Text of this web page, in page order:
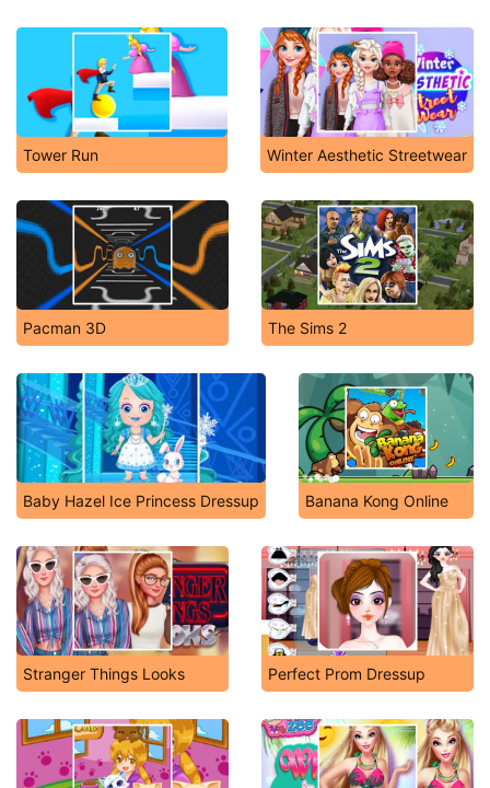
Tower Run Winter Aesthetic Streetwear
Pacman 3D The Sims 2
Baby Hazel Ice Princess Dressup Banana Kong Online
Stranger Things Looks Perfect Prom Dressup